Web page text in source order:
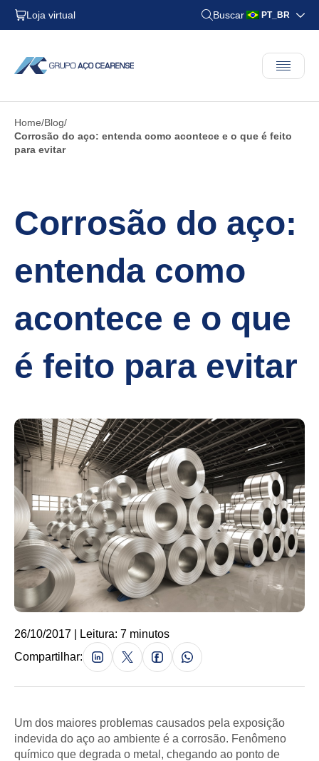
Loja virtual Buscar PT_BR
Home Blog
Corrosão do aço: entenda como acontece e o que é feito
para evitar
Corrosão do aço:
entenda como
acontece e o que
é feito para evitar
26/10/2017 | Leitura: 7 minutos
Compartilhar:
Um dos maiores problemas causados pela exposição
indevida do aço ao ambiente é a corrosão. Fenômeno
químico que degrada o metal, chegando ao ponto de